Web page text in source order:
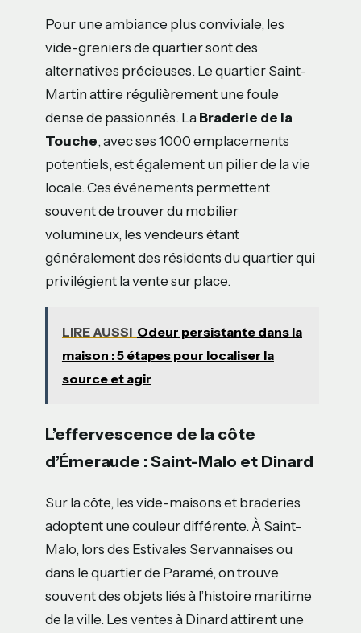
Pour une ambiance plus conviviale, les
vide-greniers de quartier sont des
alternatives précieuses. Le quartier Saint-
Martin attire régulièrement une foule
dense de passionnés. La Braderie de la
Touche, avec ses 1000 emplacements
potentiels, est également un pilier de la vie
locale. Ces événements permettent
souvent de trouver du mobilier
volumineux, les vendeurs étant
généralement des résidents du quartier qui
privilégient la vente sur place.
LIRE AUSSI Odeur persistante dans la
maison : 5 étapes pour localiser la
source et agir
L’effervescence de la côte
d’Émeraude : Saint-Malo et Dinard
Sur la côte, les vide-maisons et braderies
adoptent une couleur différente. À Saint-
Malo, lors des Estivales Servannaises ou
dans le quartier de Paramé, on trouve
souvent des objets liés à l’histoire maritime
de la ville. Les ventes à Dinard attirent une